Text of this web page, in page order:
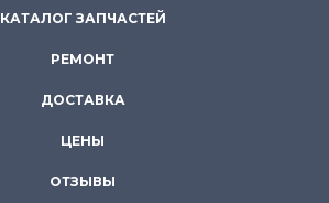
КАТАЛОГ ЗАПЧАСТЕЙ
РЕМОНТ
ДОСТАВКА
ЦЕНЫ
ОТЗЫВЫ